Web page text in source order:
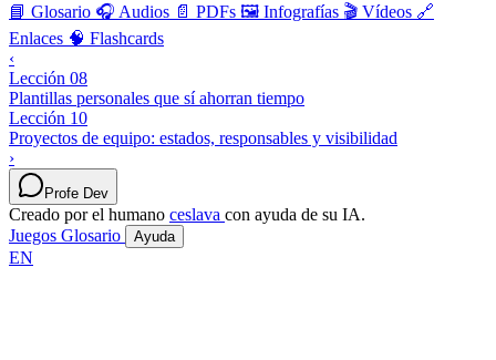
📘 Glosario 🎧 Audios 📄 PDFs 🖼️ Infografías 🎬 Vídeos 🔗
Enlaces 🧠 Flashcards
‹
Lección 08
Plantillas personales que sí ahorran tiempo
Lección 10
Proyectos de equipo: estados, responsables y visibilidad
›
Profe Dev
Creado por el humano ceslava con ayuda de su IA.
Juegos Glosario Ayuda
EN